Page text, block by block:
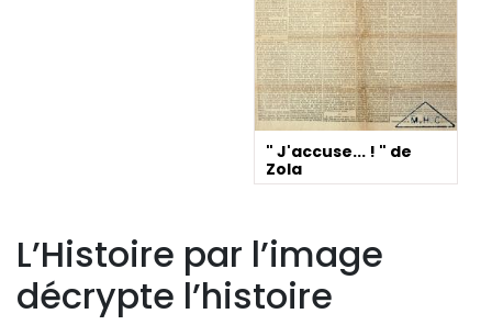
" J'accuse... ! " de
Zola
L’Histoire par l’image
décrypte l’histoire